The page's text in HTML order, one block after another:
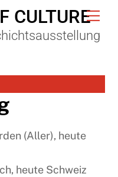
CULTURE
(Aller), heute
heute Schweiz